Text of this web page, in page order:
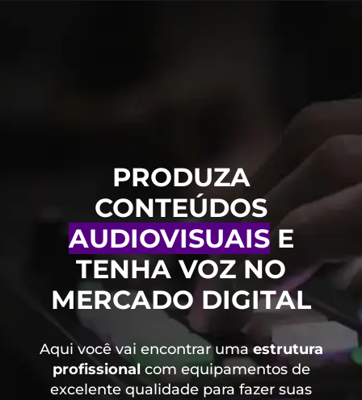
PRODUZA
CONTEÚDOS
AUDIOVISUAISE
TENHA VOZ NO
MERCADO DIGITAL
Aqui você vai encontrar uma estrutura
profissional com equipamentos de
excelente qualidade para fazer suas